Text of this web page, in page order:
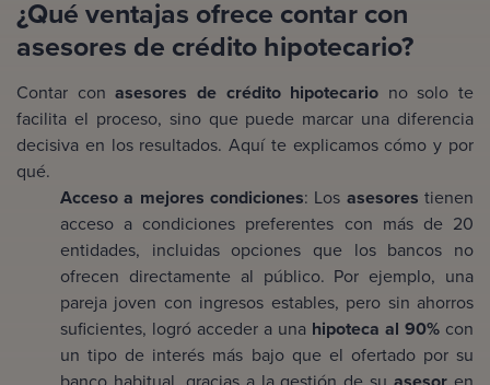
¿Qué ventajas ofrece contar con
asesores de crédito hipotecario?
Contar conasesores de crédito hipotecario no solo te
facilita el proceso, sino que puede marcar una diferencia
decisiva en los resultados. Aquí te explicamos cómo y por
qué.
Acceso a mejores condiciones: Los asesores tienen
acceso a condiciones preferentes con más de 20
entidades, incluidas opciones que los bancos no
ofrecen directamente al público. Por ejemplo, una
pareja joven con ingresos estables, pero sin ahorros
suficientes, logró acceder a una hipoteca al 90% con
un tipo de interés más bajo que el ofertado por su